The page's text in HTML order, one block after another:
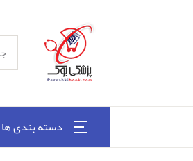
دسته بندی ها